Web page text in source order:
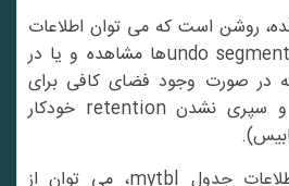
روشن است که می توان اطلاعات
قبلی جداول را با کمک undo segmentها مشاهده و یا در
در صورت وجود فضای کافی برای
undo tablespaceها و سپری نشدن retention خودکار
برای مثال، با حذف اطلاعات جدول mytbl، می توان از